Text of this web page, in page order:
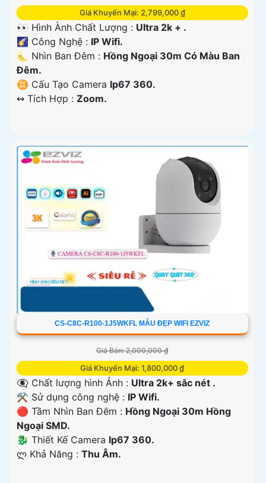
Giá Khuyến Mại: 2,799,000 ₫
👀 Hình Ành Chất Lượng : Ultra 2k + .
🌠 Công Nghệ : IP Wifi.
🌜 Nhìn Ban Đêm : Hồng Ngoại 30m Có Màu Ban
Ðêm.
♊ Cấu Tạo Camera Ip67 360.
️↭ Tích Hợp : Zoom.
CS-C8C-R100-1J5WKFL MẪU ĐẸP WIFI EZVIZ
Giá Bán: 2,000,000 ₫
Giá Khuyến Mại: 1,800,000 ₫
👁️‍🗨 Chất lượng hình Ảnh : Ultra 2k+ sắc nét .
⚒ Sử dụng công nghệ : IP Wifi.
🔴 Tầm Nhìn Ban Đêm : Hồng Ngoại 30m Hồng
Ngoại SMD.
🐉️ Thiết Kế Camera Ip67 360.
️ლ Khả Năng : Thu Âm.